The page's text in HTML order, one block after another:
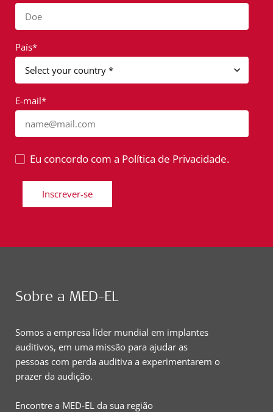
Doe
País*
E-mail*
name@mail.com
Eu concordo com a Política de Privacidade.
Inscrever-se
Sobre a MED-EL
Somos a empresa líder mundial em implantes
auditivos, em uma missão para ajudar as
pessoas com perda auditiva a experimentarem o
prazer da audição.
Encontre a MED-EL da sua região